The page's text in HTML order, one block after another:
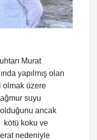
Murat
yapılmış olan
olmak üzere
suyu
olduğunu ancak
kötü koku ve
nedeniyle